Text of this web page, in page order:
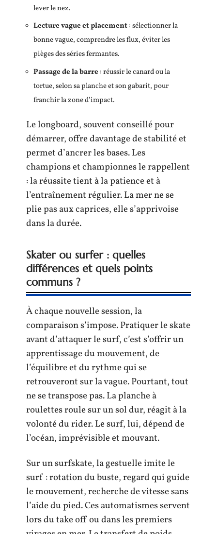
lever le nez.
Lecture vague et placement: sélectionner la
bonne vague, comprendre les flux, éviter les
pièges des séries fermantes.
Passage de la barre : réussir le canard ou la
tortue, selon sa planche et son gabarit, pour
franchir la zone d’impact.
Le longboard, souvent conseillé pour
démarrer, offre davantage de stabilité et
permet d’ancrer les bases. Les
champions et championnes le rappellent
: la réussite tient à la patience et à
l’entraînement régulier. La mer ne se
plie pas aux caprices, elle s’apprivoise
dans la durée.
Skater ou surfer : quelles
différences et quels points
communs ?
À chaque nouvelle session, la
comparaison s’impose. Pratiquer le skate
avant d’attaquer le surf, c’est s’offrir un
apprentissage du mouvement, de
l’équilibre et du rythme qui se
retrouveront sur la vague. Pourtant, tout
ne se transpose pas. La planche à
roulettes roule sur un sol dur, réagit à la
volonté du rider. Le surf, lui, dépend de
l’océan, imprévisible et mouvant.
Sur un surfskate, la gestuelle imite le
surf : rotation du buste, regard qui guide
le mouvement, recherche de vitesse sans
l’aide du pied. Ces automatismes servent
lors du take off ou dans les premiers